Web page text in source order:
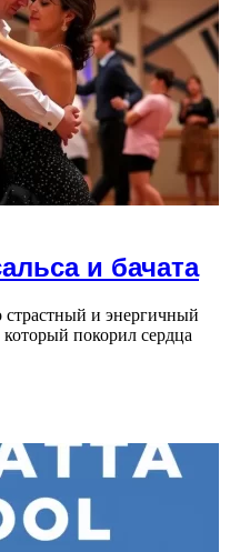
и бачата
страстный и энергичный
покорил сердца